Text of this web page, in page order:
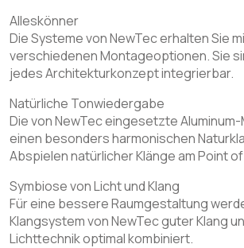
Alleskönner
Die Systeme von NewTec erhalten Sie
verschiedenen Montageoptionen. Sie
jedes Architekturkonzept integrierbar.
Natürliche Tonwiedergabe
Die von NewTec eingesetzte
einen besonders harmonischen
Abspielen natürlicher Klänge am Point
Symbiose von Licht und Klang
Für eine bessere Raumgestaltung
Klangsystem von NewTec guter Klang
Lichttechnik optimal kombiniert.